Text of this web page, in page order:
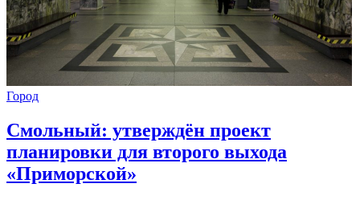
Город
Смольный: утверждён проект
планировки для второго выхода
«Приморской»